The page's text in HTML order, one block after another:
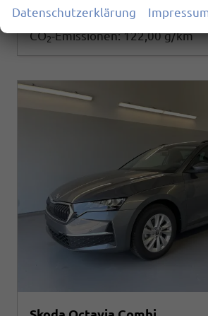
Verbrauch kombiniert:4,60 l/
CO -Klasse: D
CO2-Emissionen:122,00 g/km
Datenschutzerklärung